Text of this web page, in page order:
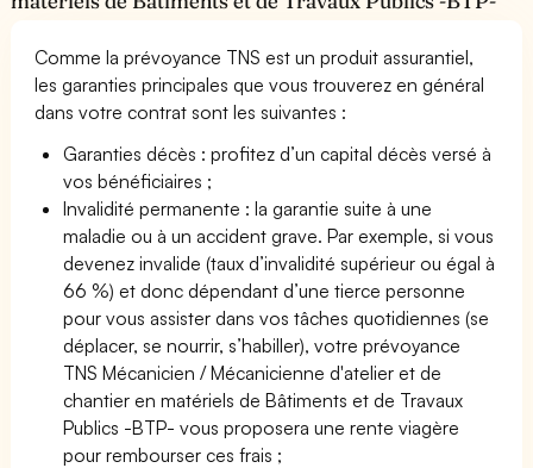
Comme la prévoyance TNS est un produit assurantiel,
les garanties principales que vous trouverez en général
dans votre contrat sont les suivantes :
Garanties décès : profitez d’un capital décès versé à
vos bénéficiaires ;
Invalidité permanente : la garantie suite à une
maladie ou à un accident grave. Par exemple, si vous
devenez invalide (taux d’invalidité supérieur ou égal à
66 %) et donc dépendant d’une tierce personne
pour vous assister dans vos tâches quotidiennes (se
déplacer, se nourrir, s’habiller), votre prévoyance
TNS Mécanicien / Mécanicienne d'atelier et de
chantier en matériels de Bâtiments et de Travaux
Publics -BTP- vous proposera une rente viagère
pour rembourser ces frais ;